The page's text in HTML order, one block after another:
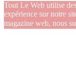
Tout Le Web utilise
expérience sur notre
magazine web, nous